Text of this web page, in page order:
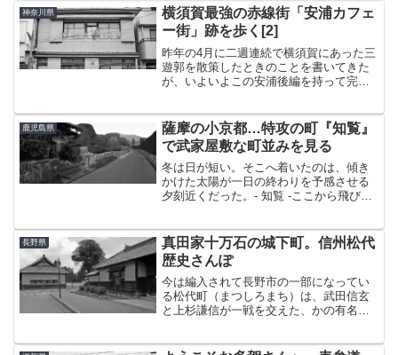
た”と言うほうが正しいだろう。至高のバ
ラック・アート...
神奈川県
横須賀最強の赤線街「安浦カフェ
ー街」跡を歩く[2]
昨年の4月に二週連続で横須賀にあった三
遊郭を散策したときのことを書いてきた
が、いよいよこの安浦後編を持って完結
宅地を確保するために海岸部を埋め立て
て作られた。その工事を...
鹿児島県
薩摩の小京都…特攻の町『知覧』
で武家屋敷な町並みを見る
冬は日が短い。そこへ着いたのは、傾き
かけた太陽が一日の終わりを予感させる
夕刻近くだった。- 知覧 -ここから飛び立
たあと、ついでとあって車で5分ほどの武
家屋敷通りを...
長野県
真田家十万石の城下町。信州松代
歴史さんぽ
今は編入されて長野市の一部になってい
る松代町（まつしろまち）は、武田信玄
と上杉謙信が一戦を交えた、かの有名な